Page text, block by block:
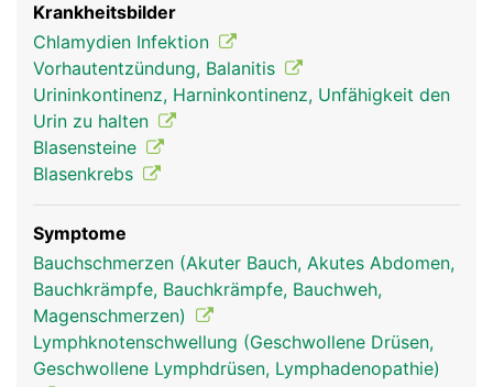
Krankheitsbilder
Chlamydien Infektion
Vorhautentzündung, Balanitis
Urininkontinenz, Harninkontinenz, Unfähigkeit den
Urin zu halten
Blasensteine
Blasenkrebs
Symptome
Bauchschmerzen (Akuter Bauch, Akutes Abdomen,
Bauchkrämpfe, Bauchkrämpfe, Bauchweh,
Magenschmerzen)
Lymphknotenschwellung (Geschwollene Drüsen,
Geschwollene Lymphdrüsen, Lymphadenopathie)